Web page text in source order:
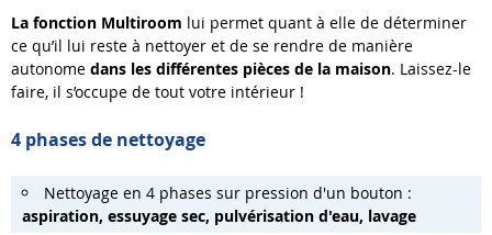
La fonction Multiroom lui permet quant à elle de déterminer
ce qu’il lui reste à nettoyer et de se rendre de manière
autonome dans les différentes pièces de la maison. Laissez-le
faire, il s’occupe de tout votre intérieur !
4 phases de nettoyage
Nettoyage en 4 phases sur pression d'un bouton :
aspiration, essuyage sec, pulvérisation d'eau, lavage